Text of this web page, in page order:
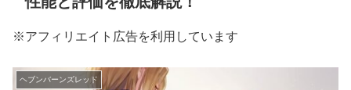
※アフィリエイト広告を利用しています
ヘブンバーンズレッド